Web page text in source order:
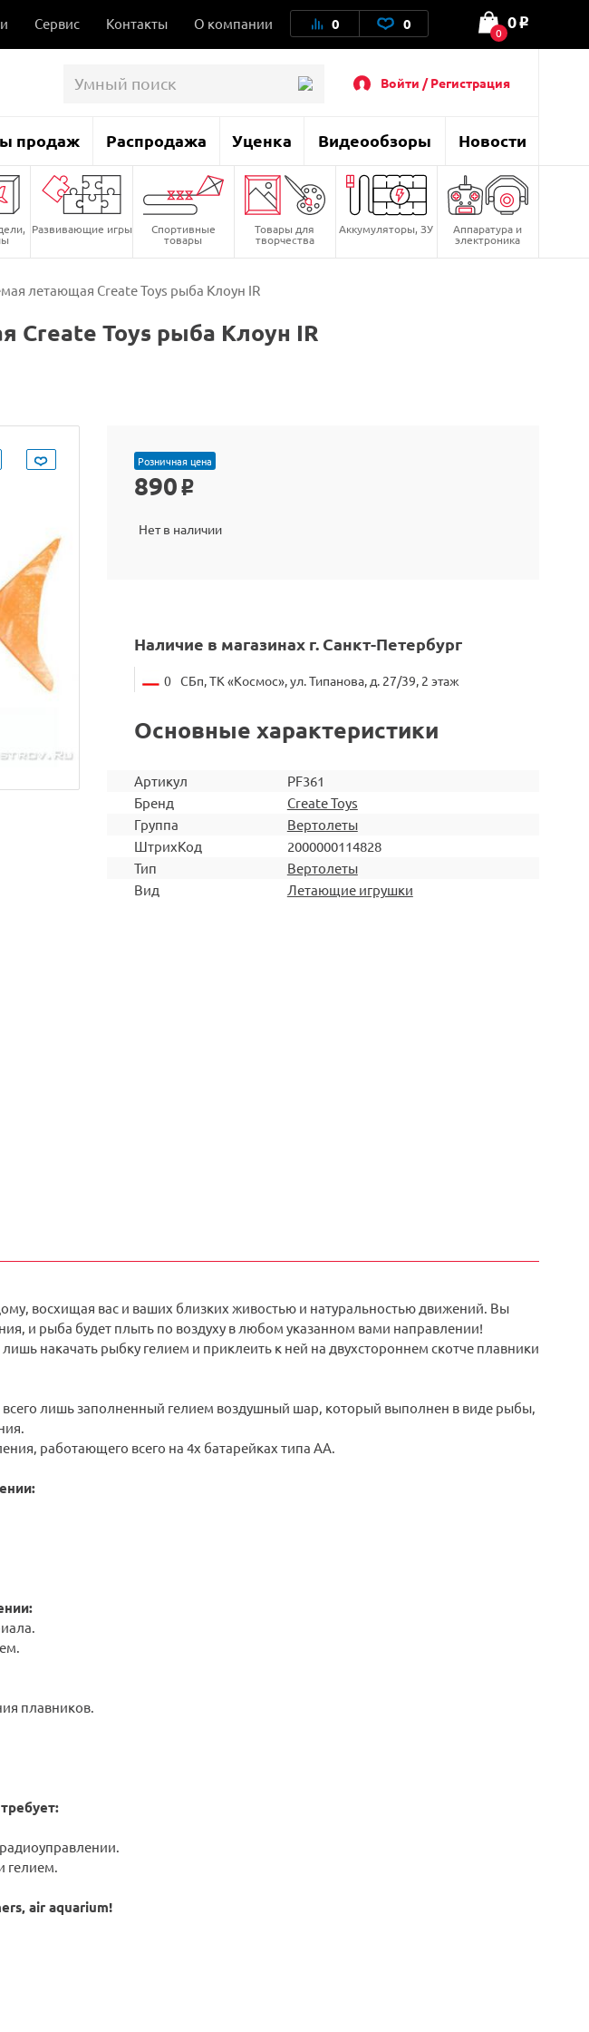
Сервис Контакты О компании 0 0 0
0 o
Войти / Регистрация
продаж Распродажа Уценка Видеообзоры Новости
Развивающие игры Спортивные
товары
Товары для
творчества
Аккумуляторы, ЗУ Аппаратура и
электроника
летающая Create Toys рыба Клоун IR
Create Toys рыба Клоун IR
Розничная цена
890 o
Нет в наличии
Наличие в магазинах г. Санкт-Петербург
0 СБп, ТК «Космос», ул. Типанова, д. 27/39, 2 этаж
Основные характеристики
Артикул
PF361
Бренд
Create Toys
Группа
Вертолеты
ШтрихКод
2000000114828
Тип
Вертолеты
Вид
Летающие игрушки
восхищая вас и ваших близких живостью и натуральностью движений. Вы
и рыба будет плыть по воздуху в любом указанном вами направлении!
накачать рыбку гелием и приклеить к ней на двухстороннем скотче плавники
лишь заполненный гелием воздушный шар, который выполнен в виде рыбы,
работающего всего на 4х батарейках типа АА.
плавников.
air aquarium!